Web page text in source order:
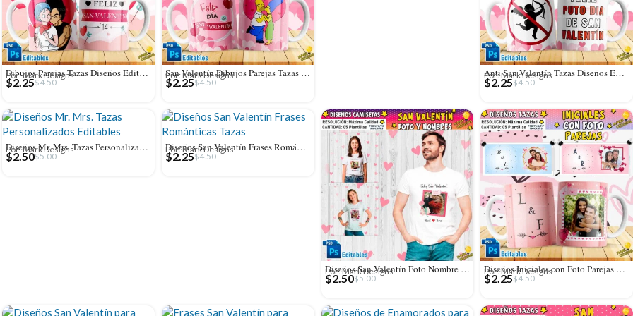
Dibujos Parejas Tazas Diseños Editables
Por: Mark Designs
$4.50
$2.25
San Valentín Dibujos Parejas Tazas Editables
Por: Mark Designs
$4.50
$2.25
Anti San Valentín Tazas Diseños Editables
Por: Mark Designs
$4.50
$2.25
Diseños Mr. Mrs. Tazas Personalizados Editables
Por: Mark Designs
$5.00
$2.50
Diseños San Valentín Frases Románticas Tazas
Por: Mark Designs
$4.50
$2.25
Diseños San Valentín Foto Nombre Personalizado Camisetas
Por: Mark Designs
$5.00
$2.50
Diseños Iniciales con Foto Parejas para Tazas
Por: Mark Designs
$4.50
$2.25